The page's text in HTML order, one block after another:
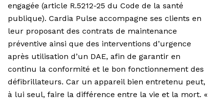
engagée (article R.5212-25 du Code de la santé
publique). Cardia Pulse accompagne ses clients en
leur proposant des contrats de maintenance
préventive ainsi que des interventions d’urgence
après utilisation d’un DAE, afin de garantir en
continu la conformité et le bon fonctionnement des
défibrillateurs. Car un appareil bien entretenu peut,
à lui seul, faire la différence entre la vie et la mort. «